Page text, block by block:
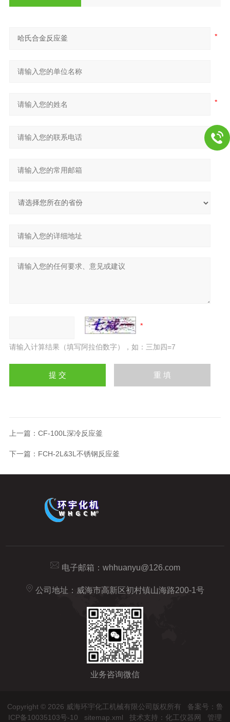
请输入计算结果（填写阿拉伯数字），如：三加四=7
上一篇： CF-100L深冷反应釜
下一篇： FCH-2L&3L不锈钢反应釜
电子邮箱： whhuanyu@126.com
公司地址：威海市高新区初村镇山海路200-1号
业务咨询微信
Copyright © 2026 威海环宇化工机械有限公司版权所有 备案号：鲁
ICP备10035103号-10
sitemap.xml 技术支持： 化工仪器网 管理